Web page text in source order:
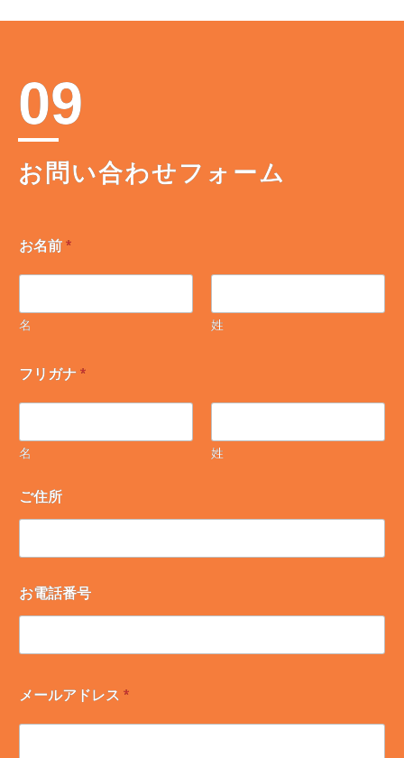
09
お問い合わせフォーム
お名前 *
名 姓
フリガナ *
名 姓
ご住所
お電話番号
メールアドレス *